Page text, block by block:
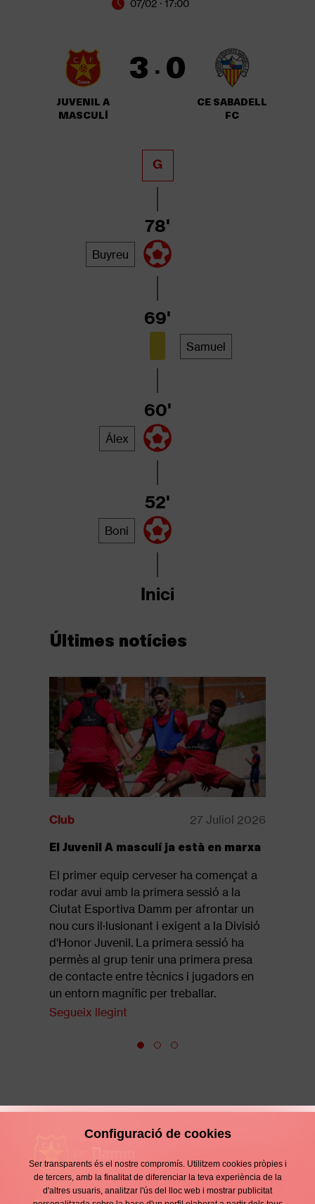
07/02 · 17:00
JUVENIL A
MASCULÍ
3 · 0
CE SABADELL
FC
G
Buyreu
78'
Samuel
69'
Álex
60'
Boni
52'
Inici
Últimes notícies
Club 27 Juliol 2026
El Juvenil A masculí ja està en marxa
El primer equip cerveser ha començat a
rodar avui amb la primera sessió a la
Ciutat Esportiva Damm per afrontar un
nou curs il·lusionant i exigent a la Divisió
d'Honor Juvenil. La primera sessió ha
permès al grup tenir una primera presa
de contacte entre tècnics i jugadors en
un entorn magnífic per treballar.
Segueix llegint
Configuració de cookies
Ser transparents és el nostre compromís. Utilitzem cookies pròpies i
de tercers, amb la finalitat de diferenciar la teva experiència de la
d'altres usuaris, analitzar l'ús del lloc web i mostrar publicitat